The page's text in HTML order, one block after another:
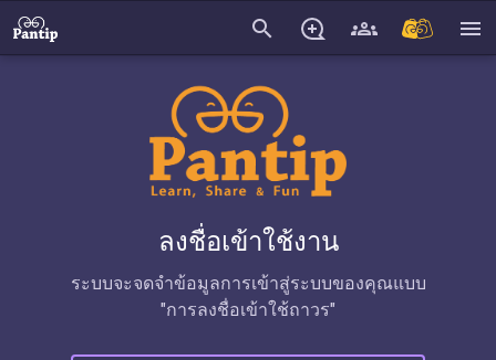
search menu
ลงชื่อเข้าใช้งาน
ระบบจะจดจำข้อมูลการเข้าสู่ระบบของคุณแบบ
"การลงชื่อเข้าใช้ถาวร"